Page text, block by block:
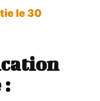
le 30
: